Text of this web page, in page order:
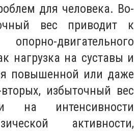
для человека. Во-
вес приводит к
двигательного
нагрузка на суставы и
повышенной или даже
избыточный вес
на интенсивности
активности,